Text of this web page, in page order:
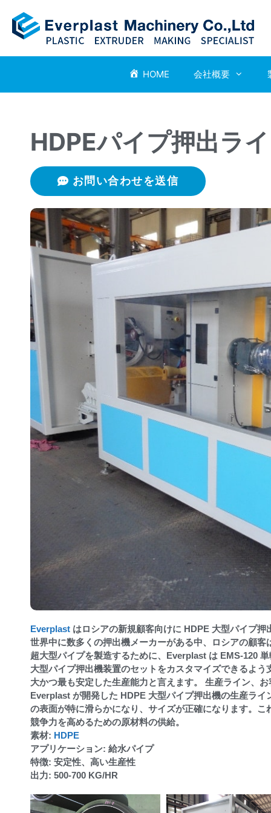
HOME 会社概要
HDPEパイプ押出ラ
お問い合わせを送信
Everplast はロシアの新規顧客向けに HDPE 大型パイプ
世界中に数多くの押出機メーカーがある中、ロシアの顧
超大型パイプを製造するために、Everplast は EMS-120
大型パイプ押出機装置のセットをカスタマイズできるよ
大かつ最も安定した生産能力と言えます。 生産ライン、
Everplast が開発した HDPE 大型パイプ押出機の生産ラ
の表面が特に滑らかになり、サイズが正確になります。
競争力を高めるための原材料の供給。
素材: HDPE
アプリケーション: 給水パイプ
特徴: 安定性、高い生産性
出力: 500-700 KG/HR